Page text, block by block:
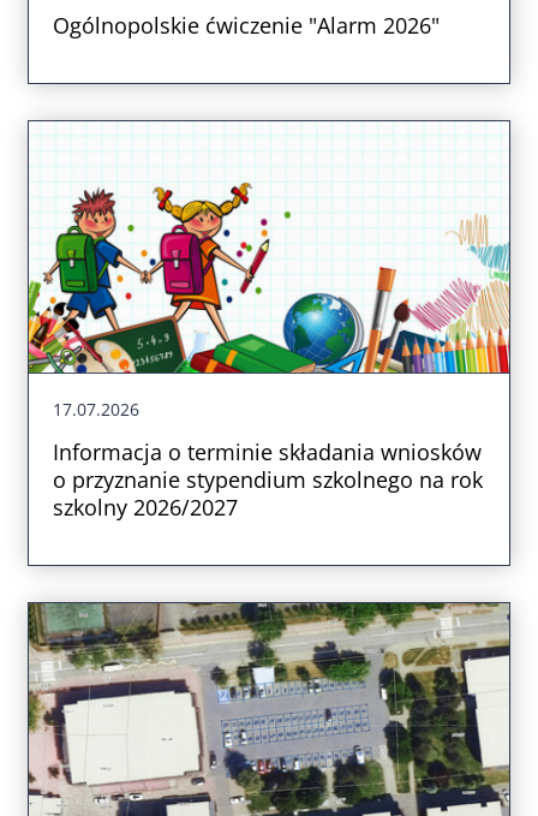
Ogólnopolskie ćwiczenie "Alarm 2026"
17.07.2026
Informacja o terminie składania wniosków
o przyznanie stypendium szkolnego na rok
szkolny 2026/2027